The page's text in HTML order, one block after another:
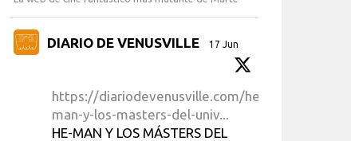
DIARIO DE VENUSVILLE 17 Jun
https://diariodevenusville.com/he-
man-y-los-masters-del-univ...
HE-MAN Y LOS MÁSTERS DEL